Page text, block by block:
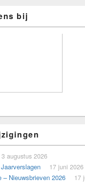
bij
3 augustus 2026
17 juni 2026
– Nieuwsbrieven 2026 17